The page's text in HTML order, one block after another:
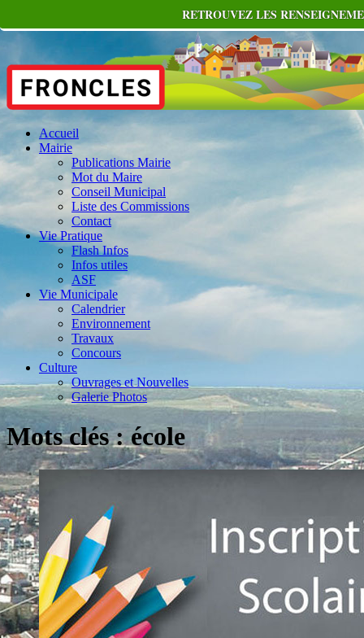
Accueil
Mairie
Publications Mairie
Mot du Maire
Conseil Municipal
Liste des Commissions
Contact
Vie Pratique
Flash Infos
Infos utiles
ASF
Vie Municipale
Calendrier
Environnement
Travaux
Concours
Culture
Ouvrages et Nouvelles
Galerie Photos
Mots clés : école
RETROUVEZ LES